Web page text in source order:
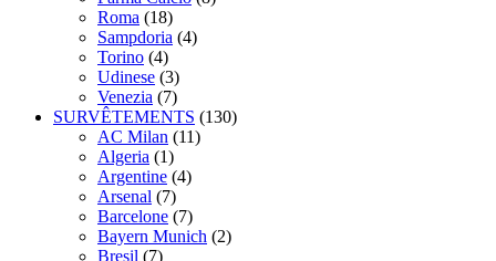
Roma (18)
Sampdoria (4)
Torino (4)
Udinese (3)
Venezia (7)
SURVÊTEMENTS (130)
AC Milan (11)
Algeria (1)
Argentine (4)
Arsenal (7)
Barcelone (7)
Bayern Munich (2)
Bresil (7)